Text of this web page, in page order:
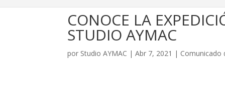
CONOCE LA
STUDIO AYMAC
por Studio AYMAC |Abr 7, 2021 | Comunicado